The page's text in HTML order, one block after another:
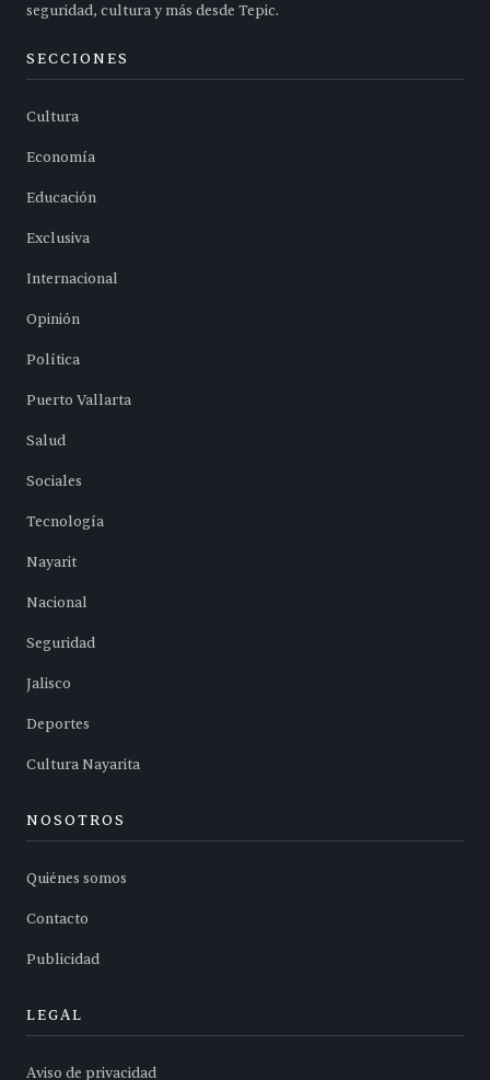
seguridad, cultura y más desde Tepic.
SECCIONES
Cultura
Economía
Educación
Exclusiva
Internacional
Opinión
Política
Puerto Vallarta
Salud
Sociales
Tecnología
Nayarit
Nacional
Seguridad
Jalisco
Deportes
Cultura Nayarita
NOSOTROS
Quiénes somos
Contacto
Publicidad
LEGAL
Aviso de privacidad